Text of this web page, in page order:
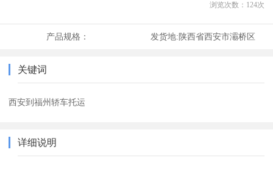
浏览次数： 124次
产品规格： 发货地:陕西省西安市灞桥区
关键词
西安到福州轿车托运
详细说明